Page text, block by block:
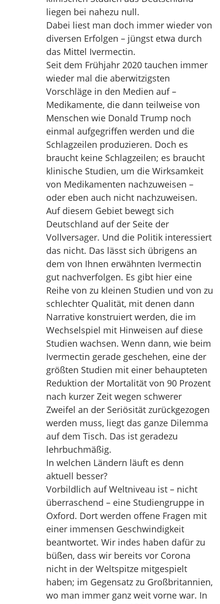
liegen bei nahezu null.
Dabei liest man doch immer wieder von
diversen Erfolgen – jüngst etwa durch
das Mittel Ivermectin.
Seit dem Frühjahr 2020 tauchen immer
wieder mal die aberwitzigsten
Vorschläge in den Medien auf –
Medikamente, die dann teilweise von
Menschen wie Donald Trump noch
einmal aufgegriffen werden und die
Schlagzeilen produzieren. Doch es
braucht keine Schlagzeilen; es braucht
klinische Studien, um die Wirksamkeit
von Medikamenten nachzuweisen –
oder eben auch nicht nachzuweisen.
Auf diesem Gebiet bewegt sich
Deutschland auf der Seite der
Vollversager. Und die Politik interessiert
das nicht. Das lässt sich übrigens an
dem von Ihnen erwähnten Ivermectin
gut nachverfolgen. Es gibt hier eine
Reihe von zu kleinen Studien und von zu
schlechter Qualität, mit denen dann
Narrative konstruiert werden, die im
Wechselspiel mit Hinweisen auf diese
Studien wachsen. Wenn dann, wie beim
Ivermectin gerade geschehen, eine der
größten Studien mit einer behaupteten
Reduktion der Mortalität von 90 Prozent
nach kurzer Zeit wegen schwerer
Zweifel an der Seriösität zurückgezogen
werden muss, liegt das ganze Dilemma
auf dem Tisch. Das ist geradezu
lehrbuchmäßig.
In welchen Ländern läuft es denn
aktuell besser?
Vorbildlich auf Weltniveau ist – nicht
überraschend – eine Studiengruppe in
Oxford. Dort werden offene Fragen mit
einer immensen Geschwindigkeit
beantwortet. Wir indes haben dafür zu
büßen, dass wir bereits vor Corona
nicht in der Weltspitze mitgespielt
haben; im Gegensatz zu Großbritannien,
wo man immer ganz weit vorne war. In